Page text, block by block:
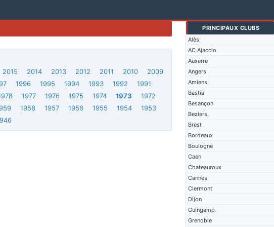
PRINCIPAUX CLUBS
Alès
AC Ajaccio
Auxerre
Angers
Amiens
Bastia
Besançon
Beziers
Brest
Bordeaux
Boulogne
Caen
Chateauroux
Cannes
Clermont
Dijon
Guingamp
Grenoble
2015 2014 2013 2012 2011 2010
2009
1996 1995 1994 1993 1992
1991
1977 1976 1975 1974 1973
1972
1958 1957 1956 1955 1954
1953